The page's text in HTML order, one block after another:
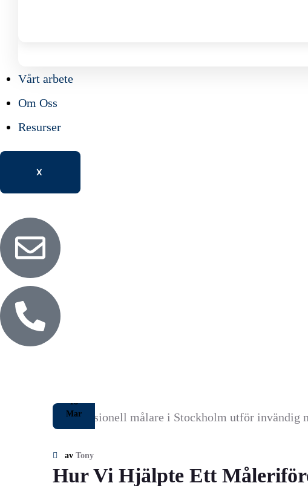
Vårt arbete
Om Oss
Resurser
X
18
Mar
av Tony
Hur Vi Hjälpte Ett